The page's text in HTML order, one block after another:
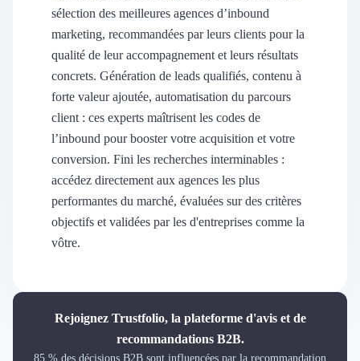
Découvrir le média
Demander une démo
Connexion
Cabinet de Recrutement
Teambuilding
Marque Employeur
Conseil en Management et Organisation
Portage Salarial
Responsabilité Sociétale des Entreprises (RSE)
Marketplace de freelance
Coaching
sélection des meilleures agences d’inbound
marketing, recommandées par leurs clients pour la
qualité de leur accompagnement et leurs résultats
concrets. Génération de leads qualifiés, contenu à
forte valeur ajoutée, automatisation du parcours
client : ces experts maîtrisent les codes de
l’inbound pour booster votre acquisition et votre
conversion. Fini les recherches interminables :
accédez directement aux agences les plus
performantes du marché, évaluées sur des critères
objectifs et validées par les d'entreprises comme la
vôtre.
Rejoignez Trustfolio, la plateforme d'avis et de
recommandations B2B.
85 % des décisions B2B sont influencées par la recommandation